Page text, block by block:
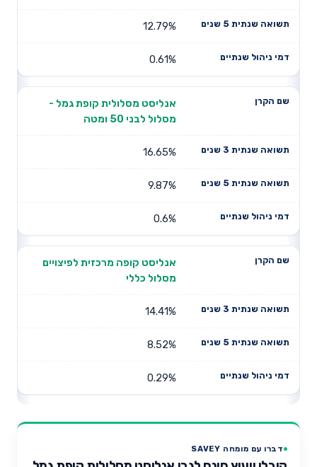
12.79%
0.61%
אנליסט מסלולית קופת גמל -
מסלול לבני 50 ומטה
16.65%
9.87%
0.6%
אנליסט קופה מרכזית לפיצויים
מסלול כללי
14.41%
8.52%
0.29%
דברו עם מומחה SAVEY